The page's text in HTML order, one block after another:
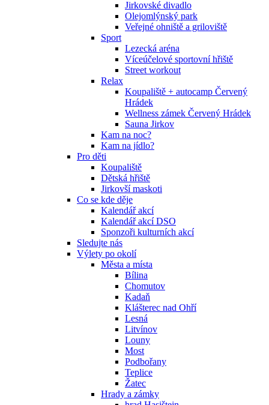
Jirkovské divadlo
Olejomlýnský park
Veřejné ohniště a griloviště
Sport
Lezecká aréna
Víceúčelové sportovní hřiště
Street workout
Relax
Koupaliště + autocamp Červený
Hrádek
Wellness zámek Červený Hrádek
Sauna Jirkov
Kam na noc?
Kam na jídlo?
Pro děti
Koupaliště
Dětská hřiště
Jirkovší maskoti
Co se kde děje
Kalendář akcí
Kalendář akcí DSO
Sponzoři kulturních akcí
Sledujte nás
Výlety po okolí
Města a místa
Bílina
Chomutov
Kadaň
Klášterec nad Ohří
Lesná
Litvínov
Louny
Most
Podbořany
Teplice
Žatec
Hrady a zámky